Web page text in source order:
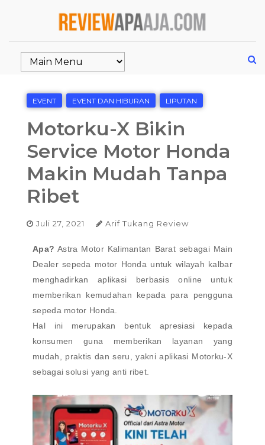
EVENT EVENT DAN HIBURAN LIPUTAN
Motorku-X Bikin
Service Motor Honda
Makin Mudah Tanpa
Ribet
Juli 27, 2021 Arif Tukang Review
Apa? Astra Motor Kalimantan Barat sebagai Main
Dealer sepeda motor Honda untuk wilayah kalbar
menghadirkan aplikasi berbasis online untuk
memberikan kemudahan kepada para pengguna
sepeda motor Honda.
Hal ini merupakan bentuk apresiasi kepada
konsumen guna memberikan layanan yang
mudah, praktis dan seru, yakni aplikasi Motorku-X
sebagai solusi yang anti ribet.